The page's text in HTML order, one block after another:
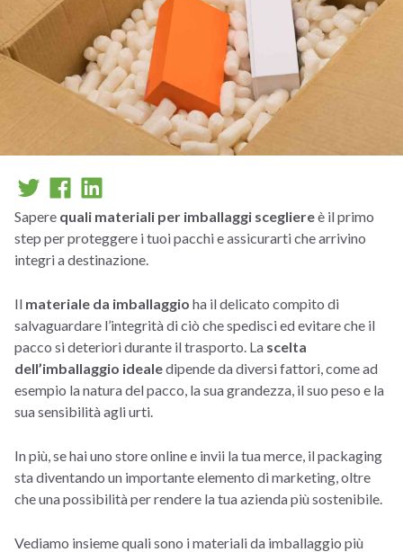
Sapere quali materiali per imballaggi scegliereè il primo
step per proteggere i tuoi pacchi e assicurarti che arrivino
integri a destinazione.
Il materiale da imballaggio ha il delicato compito di
salvaguardare l’integrità di ciò che spedisci ed evitare che il
pacco si deteriori durante il trasporto. La scelta
dell’imballaggio idealedipende da diversi fattori, come ad
esempio la natura del pacco, la sua grandezza, il suo peso e la
sua sensibilità agli urti.
In più, se hai uno store online e invii la tua merce, il packaging
sta diventando un importante elemento di marketing, oltre
che una possibilità per rendere la tua azienda più sostenibile.
Vediamo insieme quali sono i materiali da imballaggio più